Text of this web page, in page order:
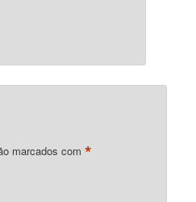
marcados com *